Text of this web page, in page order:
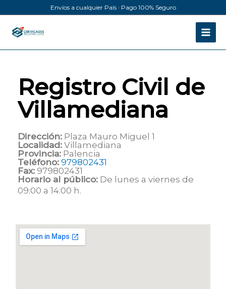
al
contenido
Envíos a cualquier País · Pago 100% Seguro
Registro Civil de
Villamediana
Dirección: Plaza Mauro Miguel 1
Localidad: Villamediana
Provincia: Palencia
Teléfono: 979802431
Fax: 979802431
Horario al público: De lunes a viernes de
09:00 a 14:00 h.